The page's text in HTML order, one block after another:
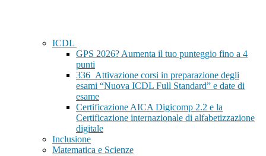
ICDL
GPS 2026? Aumenta il tuo punteggio fino a 4
punti
336_Attivazione corsi in preparazione degli
esami “Nuova ICDL Full Standard” e date di
esame
Certificazione AICA Digicomp 2.2 e la
Certificazione internazionale di alfabetizzazione
digitale
Inclusione
Matematica e Scienze